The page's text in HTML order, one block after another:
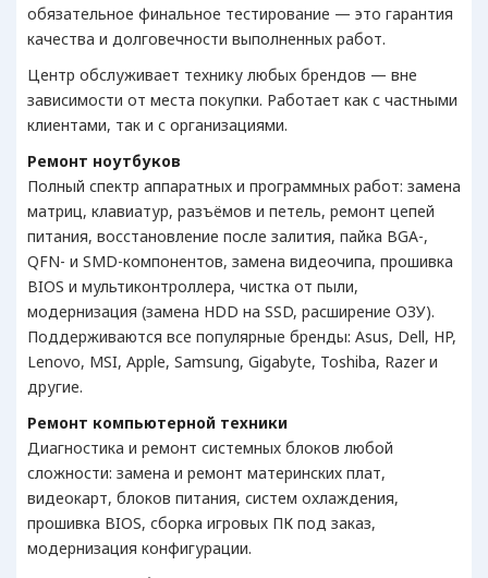
обязательное финальное тестирование — это гарантия
качества и долговечности выполненных работ.
Центр обслуживает технику любых брендов — вне
зависимости от места покупки. Работает как с частными
клиентами, так и с организациями.
Ремонт ноутбуков
Полный спектр аппаратных и программных работ: замена
матриц, клавиатур, разъёмов и петель, ремонт цепей
питания, восстановление после залития, пайка BGA-,
QFN- и SMD-компонентов, замена видеочипа, прошивка
BIOS и мультиконтроллера, чистка от пыли,
модернизация (замена HDD на SSD, расширение ОЗУ).
Поддерживаются все популярные бренды: Asus, Dell, HP,
Lenovo, MSI, Apple, Samsung, Gigabyte, Toshiba, Razer и
другие.
Ремонт компьютерной техники
Диагностика и ремонт системных блоков любой
сложности: замена и ремонт материнских плат,
видеокарт, блоков питания, систем охлаждения,
прошивка BIOS, сборка игровых ПК под заказ,
модернизация конфигурации.